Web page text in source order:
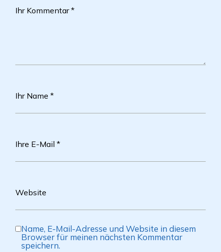
Name, E-Mail-Adresse und Website in diesem
Browser für meinen nächsten Kommentar
speichern.